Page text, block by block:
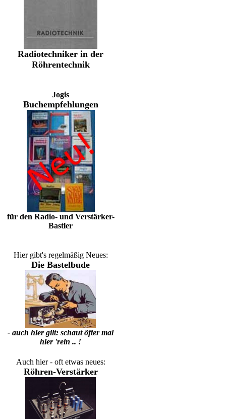
Radiotechniker in der
Röhrentechnik
Jogis
Buchempfehlungen
für den Radio- und Verstärker-
Bastler
Hier gibt's regelmäßig Neues:
Die Bastelbude
- auch hier gilt: schaut öfter mal
hier 'rein .. !
Auch hier - oft etwas neues:
Röhren-Verstärker